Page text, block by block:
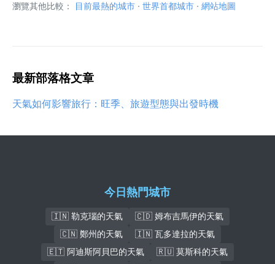
瀏覽其他比較： 目前最熱的城市 · 世界首都城市 · 網站地圖
最新部落格文章
天氣如何影響旅行：旺季、旅遊型態與出發時機
今日熱門城市
🇮🇳 勒克瑙的天氣
🇨🇩 姆布吉馬伊的天氣
🇨🇳 鄭州的天氣
🇮🇳 瓦多達拉的天氣
🇪🇹 阿迪斯阿貝巴的天氣
🇷🇺 莫斯科的天氣